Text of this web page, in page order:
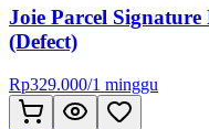
Joie Parcel
(Defect)
Rp329.000/1 minggu